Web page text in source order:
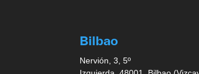
Bilbao
Nervión, 3, 5º